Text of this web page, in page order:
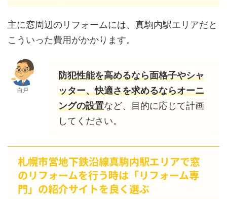
主に窓周辺のリフォームには、真駒内駅エリアだと
こういった費用がかかります。
白戸
防犯性能を高めるなら面格子やシャ
ッター、快適さを求めるならオーニ
ングの設置など、目的に応じて計画
してください。
札幌市営地下鉄沿線真駒内駅エリアで窓
のリフォームを行う時は「リフォーム専
門」の紹介サイトを良く選ぶ